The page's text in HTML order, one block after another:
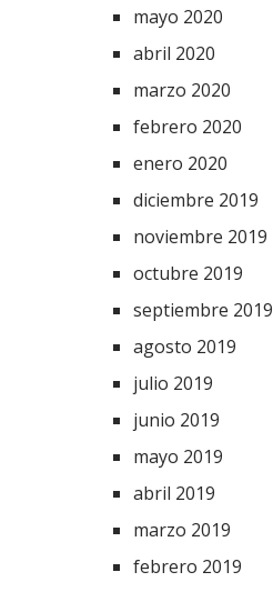
mayo 2020
abril 2020
marzo 2020
febrero 2020
enero 2020
diciembre 2019
noviembre 2019
octubre 2019
septiembre 2019
agosto 2019
julio 2019
junio 2019
mayo 2019
abril 2019
marzo 2019
febrero 2019